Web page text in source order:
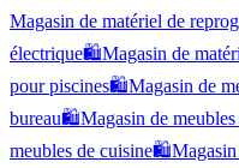
Magasin de matériel de
électrique🛍️Magasin de
pour piscines🛍️Magasin de
bureau🛍️Magasin de
meubles de cuisine🛍️